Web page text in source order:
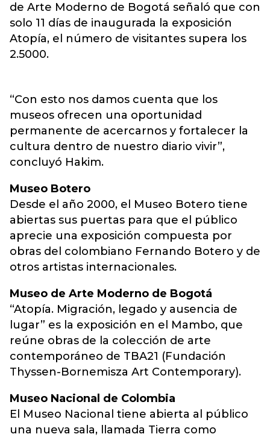
de Arte Moderno de Bogotá señaló que con
solo 11 días de inaugurada la exposición
Atopía, el número de visitantes supera los
2.5000.
“Con esto nos damos cuenta que los
museos ofrecen una oportunidad
permanente de acercarnos y fortalecer la
cultura dentro de nuestro diario vivir”,
concluyó Hakim.
Museo Botero
Desde el año 2000, el Museo Botero tiene
abiertas sus puertas para que el público
aprecie una exposición compuesta por
obras del colombiano Fernando Botero y de
otros artistas internacionales.
Museo de Arte Moderno de Bogotá
“Atopía. Migración, legado y ausencia de
lugar” es la exposición en el Mambo, que
reúne obras de la colección de arte
contemporáneo de TBA21 (Fundación
Thyssen-Bornemisza Art Contemporary).
Museo Nacional de Colombia
El Museo Nacional tiene abierta al público
una nueva sala, llamada Tierra como